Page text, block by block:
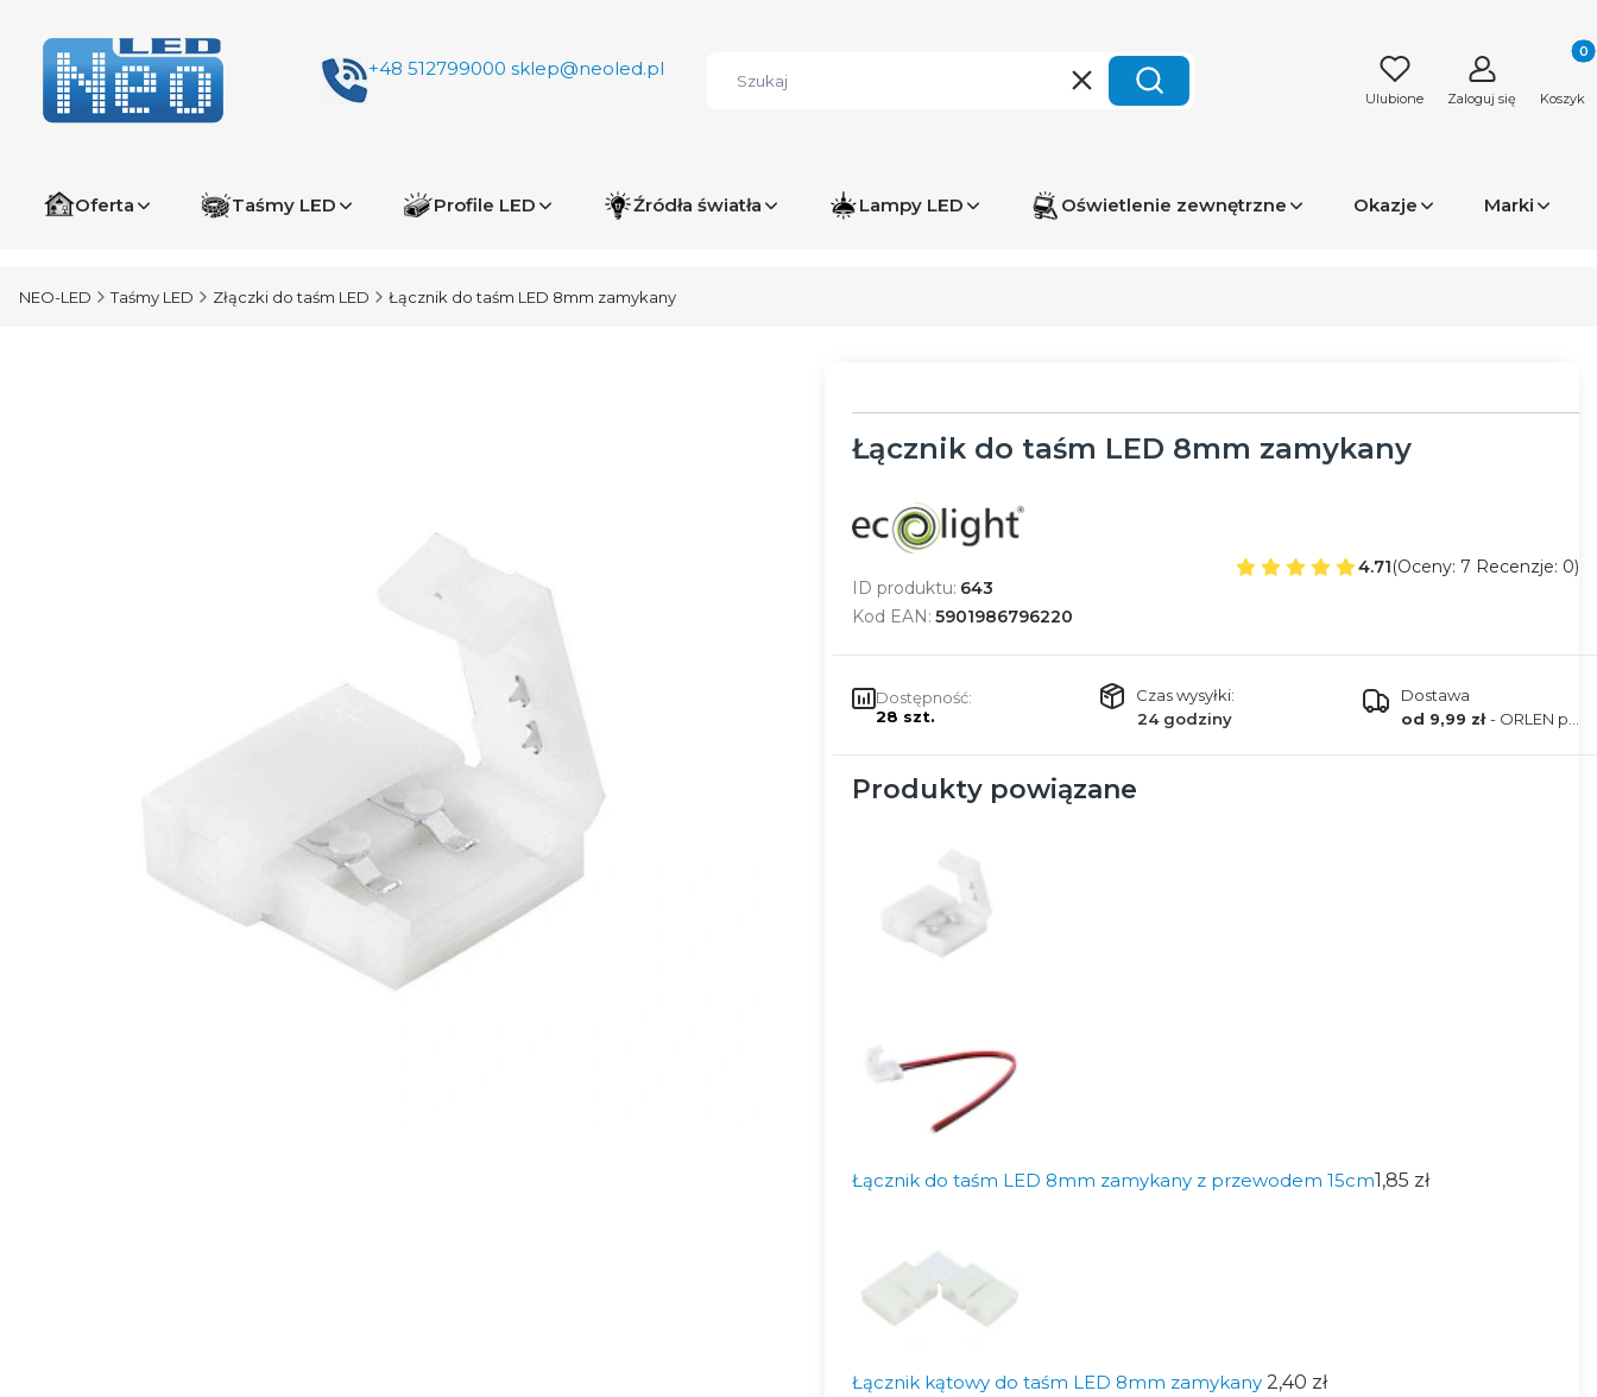
+48 512799000 sklep@neoled.pl
WyczyśćSzukaj Ulubione Zaloguj się Koszyk
Oferta Taśmy LED Profile LED Źródła światła Lampy LED Oświetlenie zewnętrzne Okazje Marki
NEO-LED Taśmy LED Złączki do taśm LED Łącznik do taśm LED 8mm zamykany
Łącznik do taśm LED 8mm zamykany
ID produktu: 643
Kod EAN: 5901986796220
4.71(Oceny: 7 Recenzje: 0)
Dostępność:
28 szt.
Czas wysyłki:
24 godziny
Dostawa
od 9,99 zł- ORLEN paczka
Produkty powiązane
Łącznik do taśm LED 8mm zamykany z przewodem 15cm1,85 zł
Łącznik kątowy do taśm LED 8mm zamykany 2,40 zł